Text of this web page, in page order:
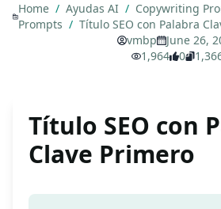
Home / Ayudas AI / Copywriting
Prompts / Título SEO con Palabra
vmbp
June 26,
1,964
0
Título SEO con
Clave Primero